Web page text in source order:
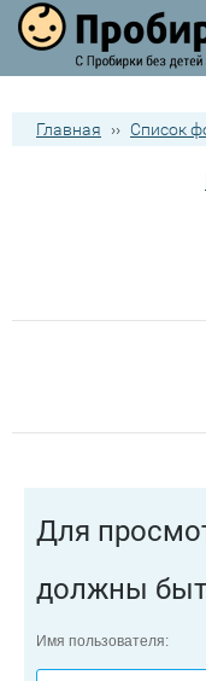
Главная ›› Список
Для
должны
Имя пользователя: